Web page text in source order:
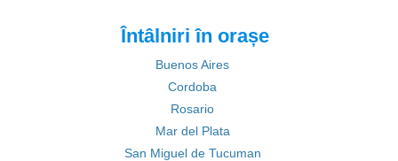
Întâlniri în orașe
Buenos Aires
Cordoba
Rosario
Mar del Plata
San Miguel de Tucuman